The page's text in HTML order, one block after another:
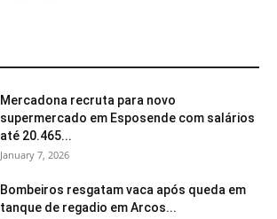
Mercadona recruta para novo
supermercado em Esposende com salários
até 20.465...
January 7, 2026
Bombeiros resgatam vaca após queda em
tanque de regadio em Arcos...